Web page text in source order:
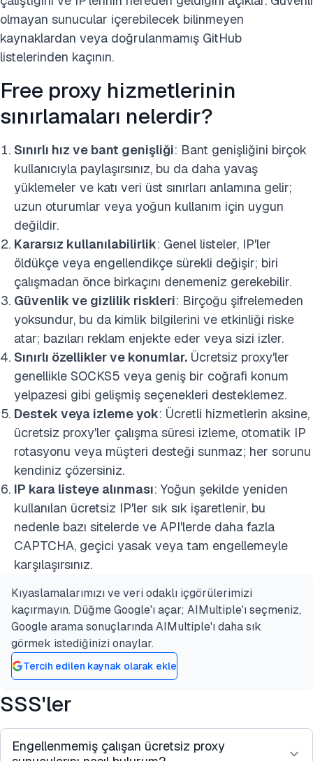
olmayan sunucular içerebilecek bilinmeyen
kaynaklardan veya doğrulanmamış GitHub
listelerinden kaçının.
Free proxy hizmetlerinin
sınırlamaları nelerdir?
Sınırlı hız ve bant genişliği: Bant genişliğini birçok
kullanıcıyla paylaşırsınız, bu da daha yavaş
yüklemeler ve katı veri üst sınırları anlamına gelir;
uzun oturumlar veya yoğun kullanım için uygun
değildir.
Kararsız kullanılabilirlik: Genel listeler, IP'ler
öldükçe veya engellendikçe sürekli değişir; biri
çalışmadan önce birkaçını denemeniz gerekebilir.
Güvenlik ve gizlilik riskleri: Birçoğu şifrelemeden
yoksundur, bu da kimlik bilgilerini ve etkinliği riske
atar; bazıları reklam enjekte eder veya sizi izler.
Sınırlı özellikler ve konumlar. Ücretsiz proxy'ler
genellikle SOCKS5 veya geniş bir coğrafi konum
yelpazesi gibi gelişmiş seçenekleri desteklemez.
Destek veya izleme yok: Ücretli hizmetlerin aksine,
ücretsiz proxy'ler çalışma süresi izleme, otomatik IP
rotasyonu veya müşteri desteği sunmaz; her sorunu
kendiniz çözersiniz.
IP kara listeye alınması: Yoğun şekilde yeniden
kullanılan ücretsiz IP'ler sık sık işaretlenir, bu
nedenle bazı sitelerde ve API'lerde daha fazla
CAPTCHA, geçici yasak veya tam engellemeyle
karşılaşırsınız.
Kıyaslamalarımızı ve veri odaklı içgörülerimizi
kaçırmayın. Düğme Google'ı açar; AIMultiple'ı seçmeniz,
Google arama sonuçlarında AIMultiple'ı daha sık
görmek istediğinizi onaylar.
Tercih edilen kaynak olarak ekle
SSS'ler
Engellenmemiş çalışan ücretsiz proxy